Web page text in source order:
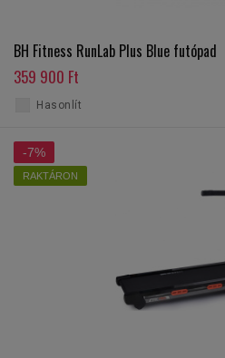
BH Fitness RunLab Plus Blue futópad
359 900 Ft
Hasonlít
-7%
RAKTÁRON